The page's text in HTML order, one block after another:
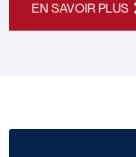
EN SAVOIR PLUS